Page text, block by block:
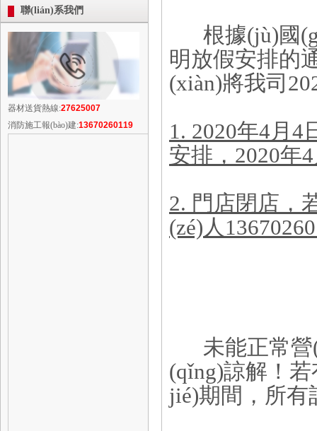
聯(lián)系我們
器材送貨熱線:27625007
消防施工報(bào)建:13670260119
根據(jù)國
明放假安排的
(xiàn)將我司
1. 2020年4月4
安排，2020年4
2. 門店閉店，
(zé)人
未能正常營
(qǐng)諒解
jié)期間，所